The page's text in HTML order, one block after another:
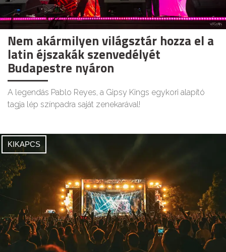
Nem akármilyen világsztár hozza el a
latin éjszakák szenvedélyét
Budapestre nyáron
A legendás Pablo Reyes, a Gipsy Kings egykori alapító
tagja lép színpadra saját zenekarával!
KIKAPCS